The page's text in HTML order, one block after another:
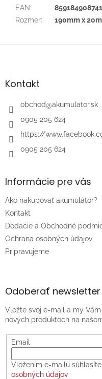
EAN:
Rozmer: 190mm x
Z
äKontakt
obchod@akumulator.sk
0905 205 624
https://
0905 205 624
Informácie pre vás
Ako nakupovať akumulátor?
Kontakt
Dodacie a Obchodné
Ochrana osobných údajov
Pripravujeme
Odoberať newsletter
Vložte svoj e-mail a my
nových produktoch na
Email
Vložením e-mailu
osobných údajov